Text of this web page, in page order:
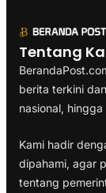
Tentang
berita terkini
nasional,
Kami hadir
dipahami, agar
tentang